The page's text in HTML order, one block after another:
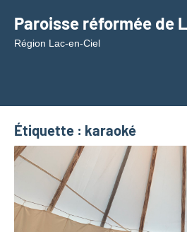
contenu
Paroisse réformée de
Région Lac-en-Ciel
Étiquette : karaoké